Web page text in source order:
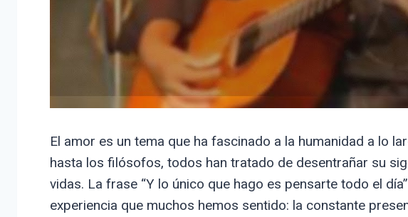
El amor es un tema que ha fascinado a la humanidad a lo
hasta los filósofos, todos han tratado de desentrañar su
vidas. La frase “Y lo único que hago es pensarte todo el
experiencia que muchos hemos sentido: la constante